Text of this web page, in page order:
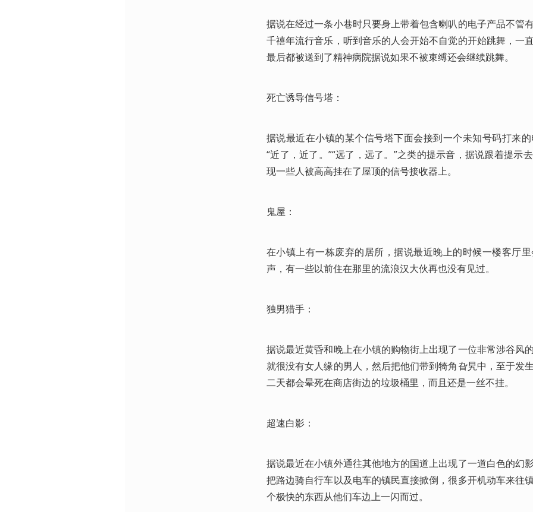
据说在经过一条小巷时只要身上带着包含喇叭的电子产品不管
千禧年流行音乐，听到音乐的人会开始不自觉的开始跳舞，一
最后都被送到了精神病院据说如果不被束缚还会继续跳舞。
死亡诱导信号塔：
据说最近在小镇的某个信号塔下面会接到一个未知号码打来
“近了，近了。”“远了，远了。”之类的提示音，据说跟着提示
现一些人被高高挂在了屋顶的信号接收器上。
鬼屋：
在小镇上有一栋废弃的居所，据说最近晚上的时候一楼客厅
声，有一些以前住在那里的流浪汉大伙再也没有见过。
独男猎手：
据说最近黄昏和晚上在小镇的购物街上出现了一位非常涉谷风
就很没有女人缘的男人，然后把他们带到犄角旮旯中，至于发
二天都会晕死在商店街边的垃圾桶里，而且还是一丝不挂。
超速白影：
据说最近在小镇外通往其他地方的国道上出现了一道白色的幻
把路边骑自行车以及电车的镇民直接掀倒，很多开机动车来往
个极快的东西从他们车边上一闪而过。